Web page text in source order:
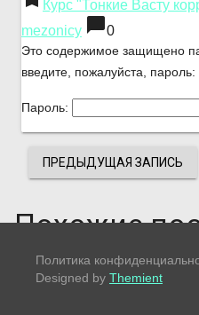
Курс "Тонкие Васту
mezonicy chat_bubble0
Это содержимое защищено
введите, пожалуйста, пароль:
Пароль:
ПРЕДЫДУЩАЯ ЗАПИСЬ
Похожие
Политика
Designed by Themient